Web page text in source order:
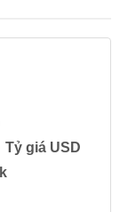
Tỷ giá USD